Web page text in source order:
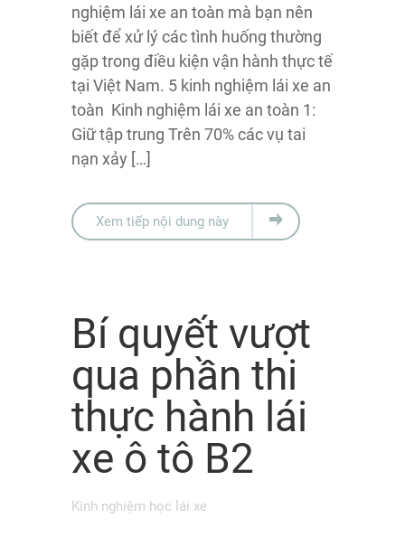
nghiệm lái xe an toàn mà bạn nên
biết để xử lý các tình huống thường
gặp trong điều kiện vận hành thực tế
tại Việt Nam. 5 kinh nghiệm lái xe an
toàn Kinh nghiệm lái xe an toàn 1:
Giữ tập trung Trên 70% các vụ tai
nạn xảy […]
Xem tiếp nội dung này
Bí quyết vượt
qua phần thi
thực hành lái
xe ô tô B2
Kinh nghiệm học lái xe